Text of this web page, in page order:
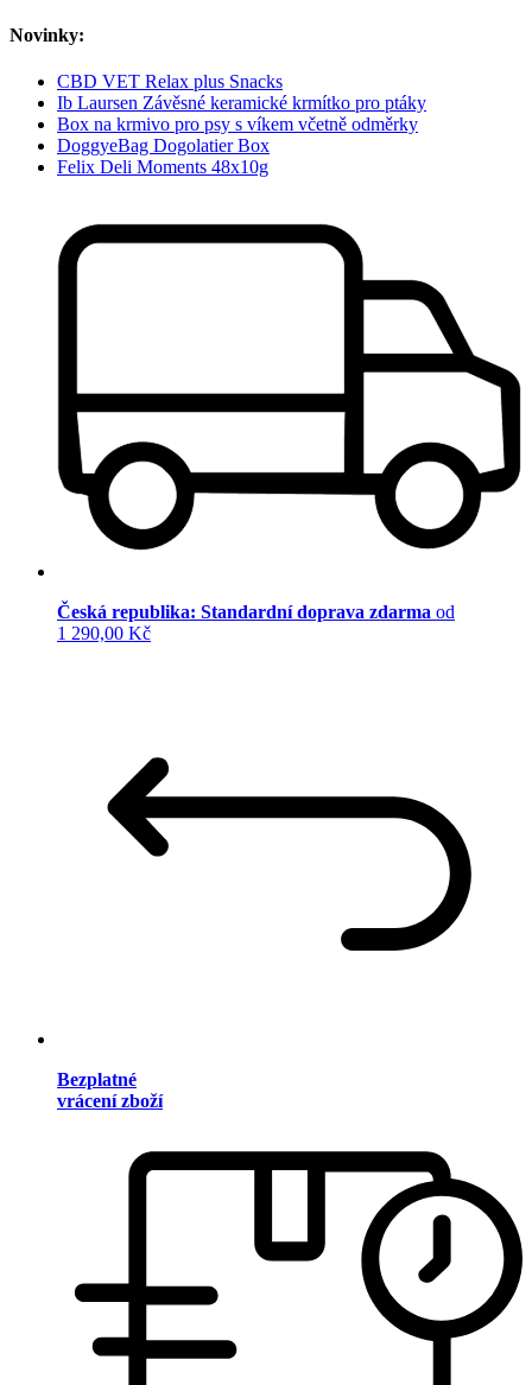
Novinky:
CBD VET Relax plus Snacks
Ib Laursen Závěsné keramické krmítko pro ptáky
Box na krmivo pro psy s víkem včetně odměrky
DoggyeBag Dogolatier Box
Felix Deli Moments 48x10g
Česká republika: Standardní doprava zdarma od
1 290,00 Kč
Bezplatné
vrácení zboží